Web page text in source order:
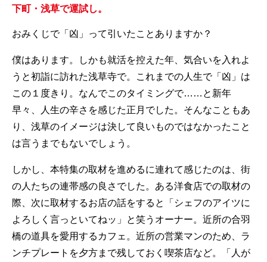
下町・浅草で運試し。
おみくじで「凶」って引いたことありますか？
僕はあります。しかも就活を控えた年、気合いを入れよ
うと初詣に訪れた浅草寺で。これまでの人生で「凶」は
この１度きり。なんでこのタイミングで……と新年
早々、人生の辛さを感じた正月でした。そんなこともあ
り、浅草のイメージは決して良いものではなかったこと
は言うまでもないでしょう。
しかし、本特集の取材を進めるに連れて感じたのは、街
の人たちの連帯感の良さでした。ある洋食店での取材の
際、次に取材するお店の話をすると「シェフのアイツに
よろしく言っといてねッ」と笑うオーナー。近所の合羽
橋の道具を愛用するカフェ。近所の営業マンのため、ラ
ンチプレートを夕方まで残しておく喫茶店など。「人が